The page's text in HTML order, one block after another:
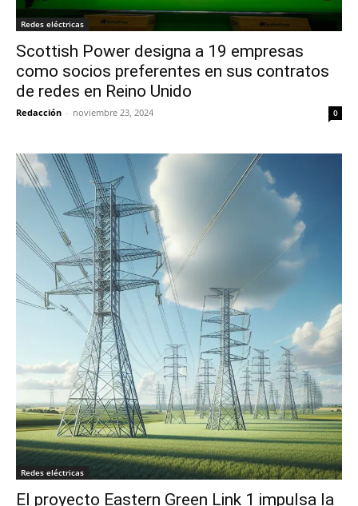
Redes eléctricas
Scottish Power designa a 19 empresas
como socios preferentes en sus contratos
de redes en Reino Unido
Redacción - noviembre 23, 2024 0
Redes eléctricas
El proyecto Eastern Green Link 1 impulsa la